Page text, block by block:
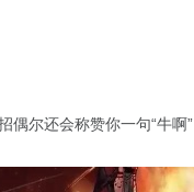
偶尔还会称赞你一句“牛啊”